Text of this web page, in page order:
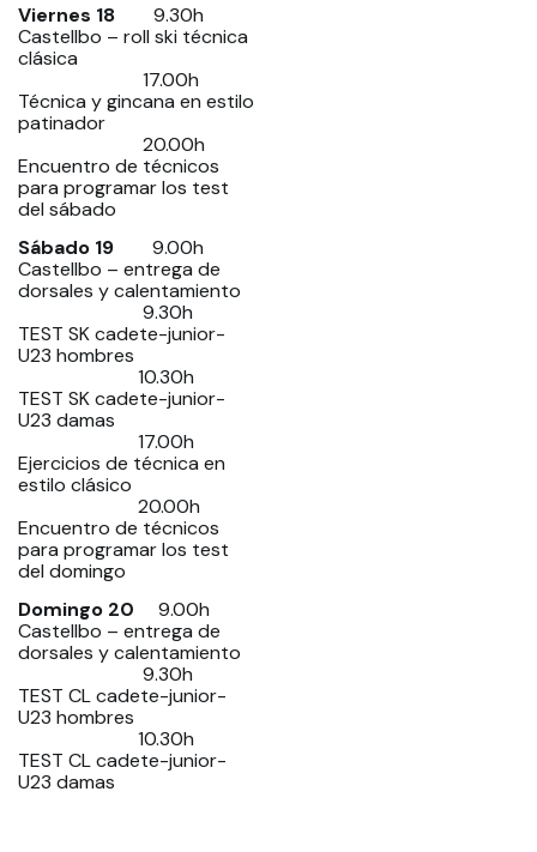
Viernes 18 9.30h
Castellbo – roll ski técnica
clásica
17.00h
Técnica y gincana en estilo
patinador
20.00h
Encuentro de técnicos
para programar los test
del sábado
Sábado 19 9.00h
Castellbo – entrega de
dorsales y calentamiento
9.30h
TEST SK cadete-junior-
U23 hombres
10.30h
TEST SK cadete-junior-
U23 damas
17.00h
Ejercicios de técnica en
estilo clásico
20.00h
Encuentro de técnicos
para programar los test
del domingo
Domingo 20
9.00h
Castellbo – entrega de
dorsales y calentamiento
9.30h
TEST CL cadete-junior-
U23 hombres
10.30h
TEST CL cadete-junior-
U23 damas